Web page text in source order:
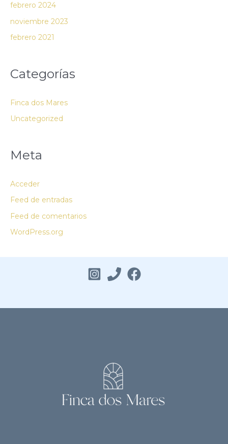
febrero 2024
noviembre 2023
febrero 2021
Categorías
Finca dos Mares
Uncategorized
Meta
Acceder
Feed de entradas
Feed de comentarios
WordPress.org